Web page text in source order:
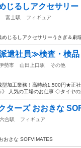
じるしアクセサリー
富士駅
フィギュア
めじるしアクセサリーうさぎ＆
遣社員≫検査・検品
勢市 山田上口駅 その他
型加工業務！高時給1,500円★正
》 人気の工場のお仕事 ◇タイヤ
ターズ おおきな
六合駅
フィギュア
おきな SOFVIMATES